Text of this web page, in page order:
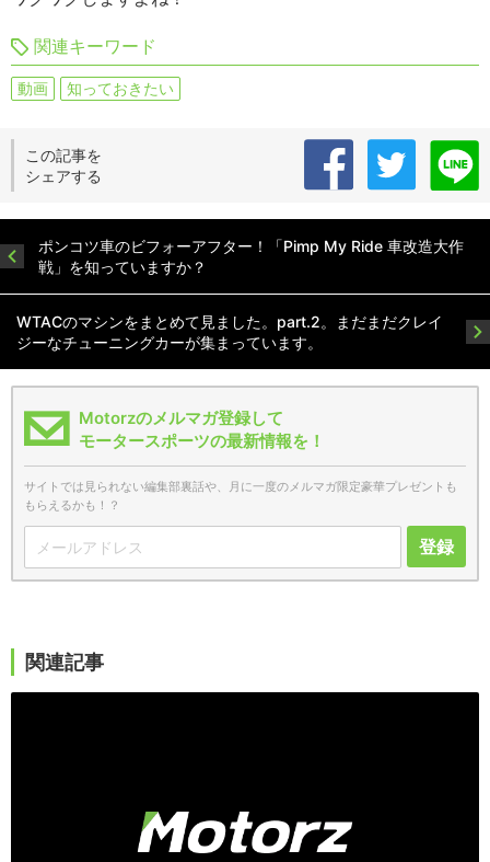
関連キーワード
動画 知っておきたい
この記事を
シェアする
ポンコツ車のビフォーアフター！「Pimp My Ride 車改造大作
戦」を知っていますか？
WTACのマシンをまとめて見ました。part.2。まだまだクレイ
ジーなチューニングカーが集まっています。
Motorzのメルマガ登録して
モータースポーツの最新情報を！
サイトでは見られない編集部裏話や、月に一度のメルマガ限定豪華プレゼントも
もらえるかも！？
登録
関連記事